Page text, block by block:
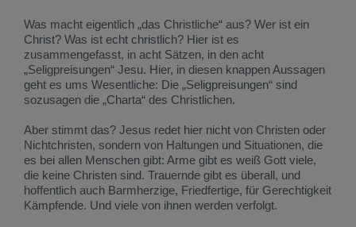
Was macht eigentlich „das Christliche“ aus? Wer ist ein
Christ? Was ist echt christlich? Hier ist es
zusammengefasst, in acht Sätzen, in den acht
„Seligpreisungen“ Jesu. Hier, in diesen knappen Aussagen
geht es ums Wesentliche: Die „Seligpreisungen“ sind
sozusagen die „Charta“ des Christlichen.
Aber stimmt das? Jesus redet hier nicht von Christen oder
Nichtchristen, sondern von Haltungen und Situationen, die
es bei allen Menschen gibt: Arme gibt es weiß Gott viele,
die keine Christen sind. Trauernde gibt es überall, und
hoffentlich auch Barmherzige, Friedfertige, für Gerechtigkeit
Kämpfende. Und viele von ihnen werden verfolgt.